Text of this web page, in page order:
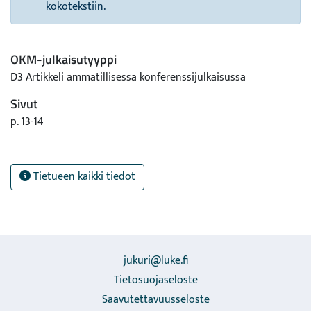
kokotekstiin.
OKM-julkaisutyyppi
D3 Artikkeli ammatillisessa konferenssijulkaisussa
Sivut
p. 13-14
Tietueen kaikki tiedot
jukuri@luke.fi
Tietosuojaseloste
Saavutettavuusseloste